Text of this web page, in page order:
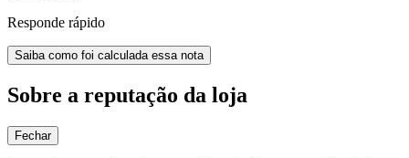
Responde rápido
Saiba como foi calculada essa nota
Sobre a reputação da loja
Fechar